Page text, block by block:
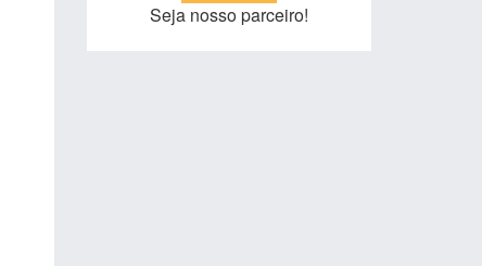
Seja nosso parceiro!